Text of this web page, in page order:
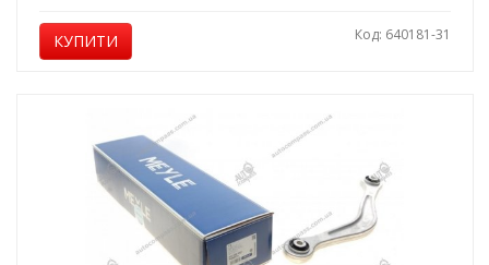
КУПИТИ Код: 640181-31